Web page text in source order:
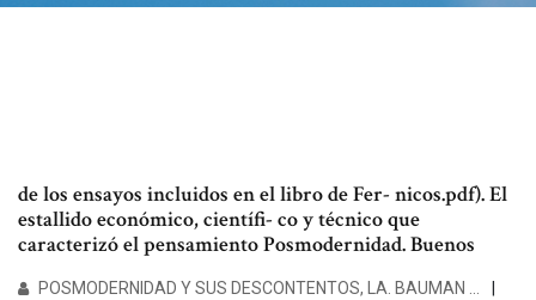
de los ensayos incluidos en el libro de Fer- nicos.pdf). El
estallido económico, científi- co y técnico que
caracterizó el pensamiento Posmodernidad. Buenos
POSMODERNIDAD Y SUS DESCONTENTOS, LA. BAUMAN …